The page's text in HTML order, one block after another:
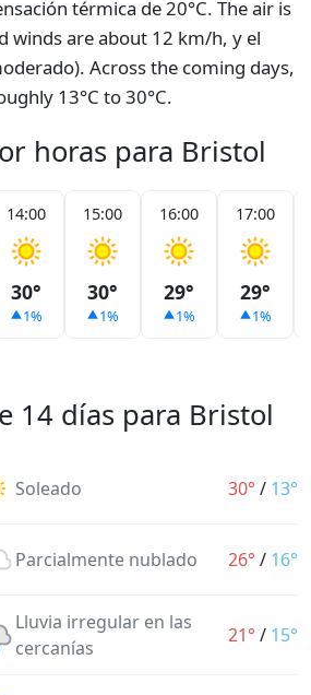
térmica de 20°C. The air is
winds are about 12 km/h, y el
Across the coming days,
13°C to 30°C.
horas para Bristol
14:00
30°
1%
15:00
30°
1%
16:00
29°
1%
17:00
29°
1%
14 días para Bristol
Soleado 30° / 13°
Parcialmente nublado 26° / 16°
Lluvia irregular en las
cercanías
21° / 15°